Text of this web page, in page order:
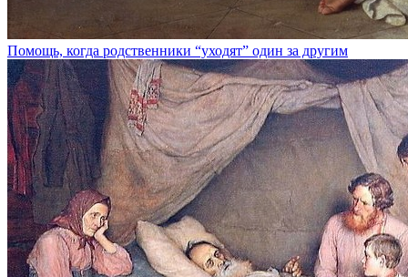
Помощь, когда родственники “уходят” один за другим